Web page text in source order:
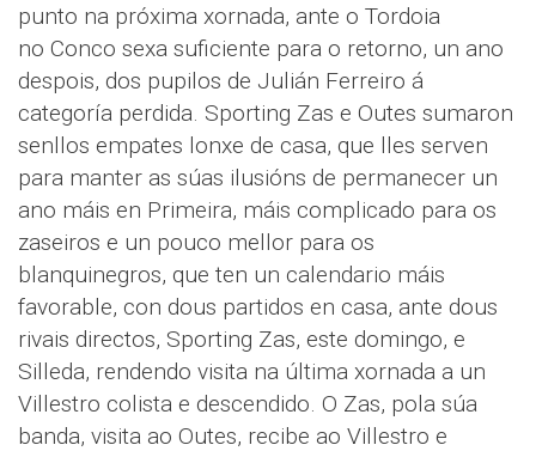
punto na próxima xornada, ante o Tordoia
no Conco sexa suficiente para o retorno, un ano
despois, dos pupilos de Julián Ferreiro á
categoría perdida. Sporting Zas e Outes sumaron
senllos empates lonxe de casa, que lles serven
para manter as súas ilusións de permanecer un
ano máis en Primeira, máis complicado para os
zaseiros e un pouco mellor para os
blanquinegros, que ten un calendario máis
favorable, con dous partidos en casa, ante dous
rivais directos, Sporting Zas, este domingo, e
Silleda, rendendo visita na última xornada a un
Villestro colista e descendido. O Zas, pola súa
banda, visita ao Outes, recibe ao Villestro e